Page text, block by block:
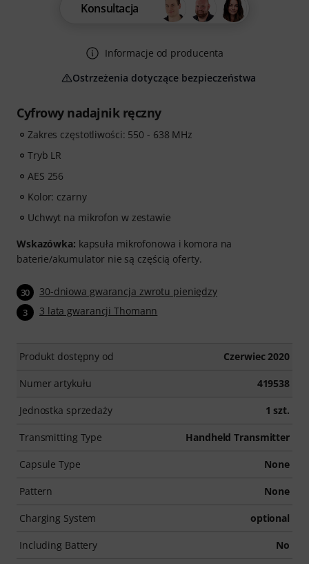
Cyfrowy nadajnik ręczny
Zakres częstotliwości: 550 - 638 MHz
Tryb LR
AES 256
Kolor: czarny
Uchwyt na mikrofon w zestawie
Wskazówka: kapsuła mikrofonowa i komora na
baterie/akumulator nie są częścią oferty.
30 30-dniowa gwarancja zwrotu pieniędzy
3 3 lata gwarancji Thomann
Produkt dostępny od Czerwiec 2020
Numer artykułu 419538
Jednostka sprzedaży 1 szt.
Transmitting Type Handheld Transmitter
Capsule Type None
Pattern None
Charging System optional
Including Battery No
Konsultacja
Informacje od producenta
Ostrzeżenia dotyczące bezpieczeństwa